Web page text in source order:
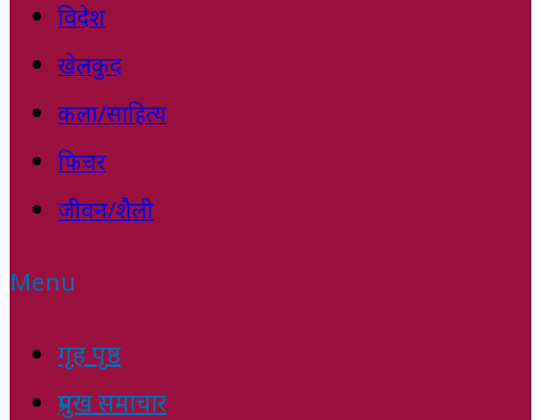
विदेश
खेलकुद
कला/साहित्य
फिचर
जीवन/शैली
Menu
गृह पृष्ठ
प्रमुख समाचार